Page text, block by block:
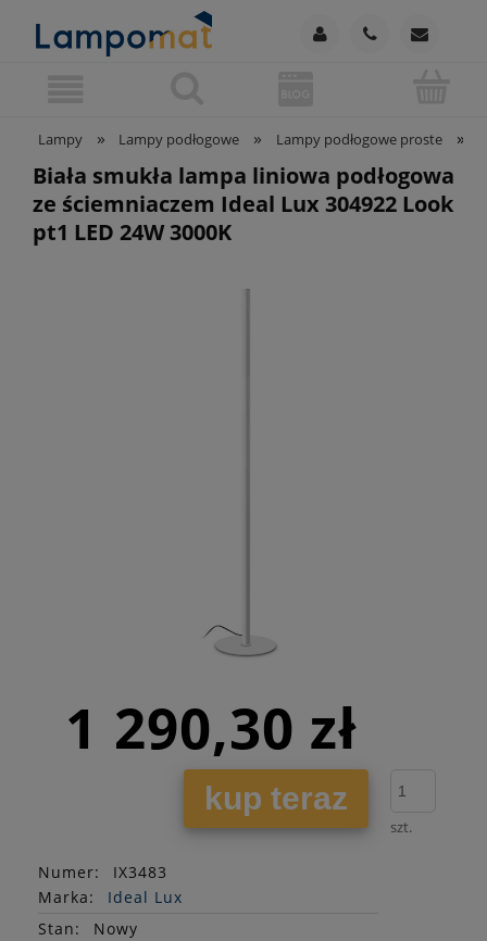
Lampy » Lampy podłogowe » Lampy podłogowe proste »
Biała smukła lampa liniowa podłogowa
ze ściemniaczem Ideal Lux 304922 Look
pt1 LED 24W 3000K
1 290,30 zł
kup teraz
szt.
Numer:
IX3483
Marka:
Ideal Lux
Stan:
Nowy